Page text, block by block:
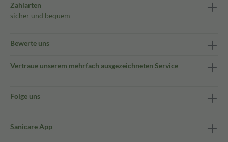
Zahlarten
sicher und bequem
Bewerte uns
Vertraue unserem mehrfach ausgezeichneten Service
Folge uns
Sanicare App